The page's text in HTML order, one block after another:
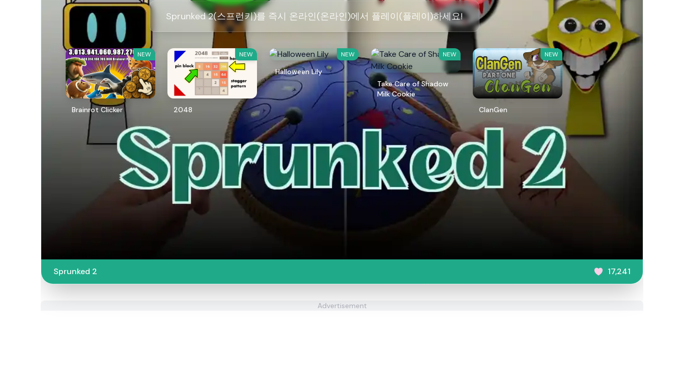
Sprunked 2(스프런키)를 즉시 온라인(온라인)에서 플레이(플레이)하세요!
NEW
Brainrot Clicker
NEW
2048
NEW
Halloween Lily
NEW
Take Care of Shadow
Milk Cookie
NEW
ClanGen
Sprunked 2 17,241
Advertisement